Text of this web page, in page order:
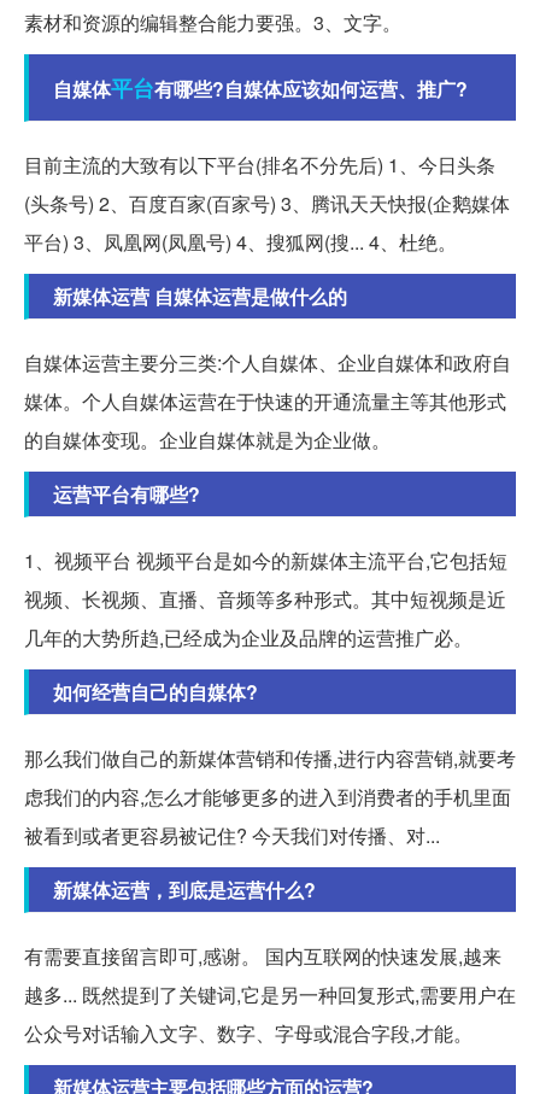
素材和资源的编辑整合能力要强。3、文字。
自媒体平台有哪些?自媒体应该如何运营、推广?
目前主流的大致有以下平台(排名不分先后) 1、今日头条
(头条号) 2、百度百家(百家号) 3、腾讯天天快报(企鹅媒体
平台) 3、凤凰网(凤凰号) 4、搜狐网(搜... 4、杜绝。
新媒体运营 自媒体运营是做什么的
自媒体运营主要分三类:个人自媒体、企业自媒体和政府自
媒体。个人自媒体运营在于快速的开通流量主等其他形式
的自媒体变现。企业自媒体就是为企业做。
运营平台有哪些?
1、视频平台 视频平台是如今的新媒体主流平台,它包括短
视频、长视频、直播、音频等多种形式。其中短视频是近
几年的大势所趋,已经成为企业及品牌的运营推广必。
如何经营自己的自媒体?
那么我们做自己的新媒体营销和传播,进行内容营销,就要考
虑我们的内容,怎么才能够更多的进入到消费者的手机里面
被看到或者更容易被记住? 今天我们对传播、对...
新媒体运营，到底是运营什么?
有需要直接留言即可,感谢。 国内互联网的快速发展,越来
越多... 既然提到了关键词,它是另一种回复形式,需要用户在
公众号对话输入文字、数字、字母或混合字段,才能。
新媒体运营主要包括哪些方面的运营?